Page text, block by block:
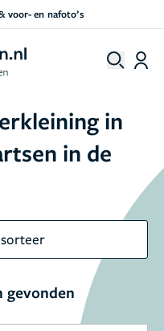
maken
in
in de
gevonden